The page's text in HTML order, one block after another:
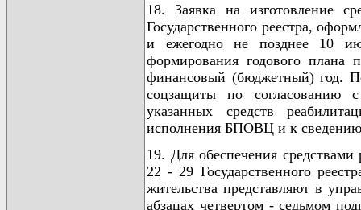
18. Заявка на изготовление
Государственного реестра,
и ежегодно не позднее 10
формирования годового плана
финансовый (бюджетный) год.
соцзащиты по согласованию
указанных средств
исполнения БПОВЦ и к сведению
19. Для обеспечения
22 - 29 Государственного
жительства представляют в
абзацах четвертом - седьмом